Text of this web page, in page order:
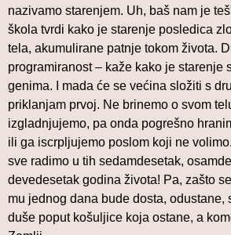
nazivamo starenjem. Uh, baš nam je
škola tvrdi kako je starenje posledica
tela, akumulirane patnje tokom života.
programiranost – kaže kako je starenje
genima. I mada će se većina složiti s
priklanjam prvoj. Ne brinemo o svom
izgladnjujemo, pa onda pogrešno
ili ga iscrpljujemo poslom koji ne
sve radimo u tih sedamdesetak,
devedesetak godina života! Pa, zašto
mu jednog dana bude dosta, odustane,
duše poput košuljice koja ostane, a